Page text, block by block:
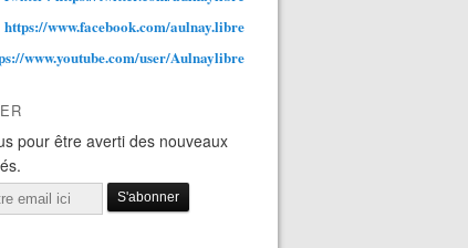
https://www.facebook.com/aulnay.libre
www.youtube.com/user/Aulnaylibre
pour être averti des nouveaux